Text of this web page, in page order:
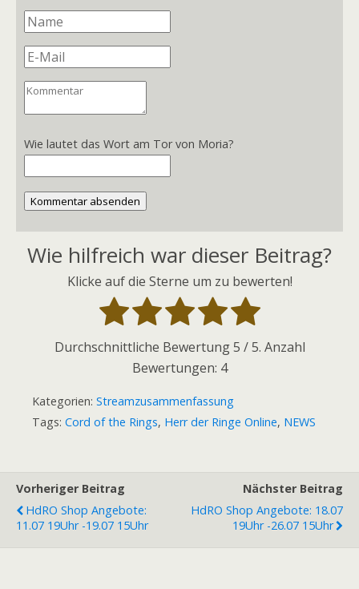
Wie lautet das Wort am Tor von Moria?
Kommentar absenden
Wie hilfreich war dieser Beitrag?
Klicke auf die Sterne um zu bewerten!
Durchschnittliche Bewertung5 / 5. Anzahl
Bewertungen: 4
Kategorien: Streamzusammenfassung
Tags: Cord of the Rings, Herr der Ringe Online, NEWS
Vorheriger Beitrag
HdRO Shop Angebote:
11.07 19Uhr -19.07 15Uhr
Nächster Beitrag
HdRO Shop Angebote: 18.07
19Uhr -26.07 15Uhr